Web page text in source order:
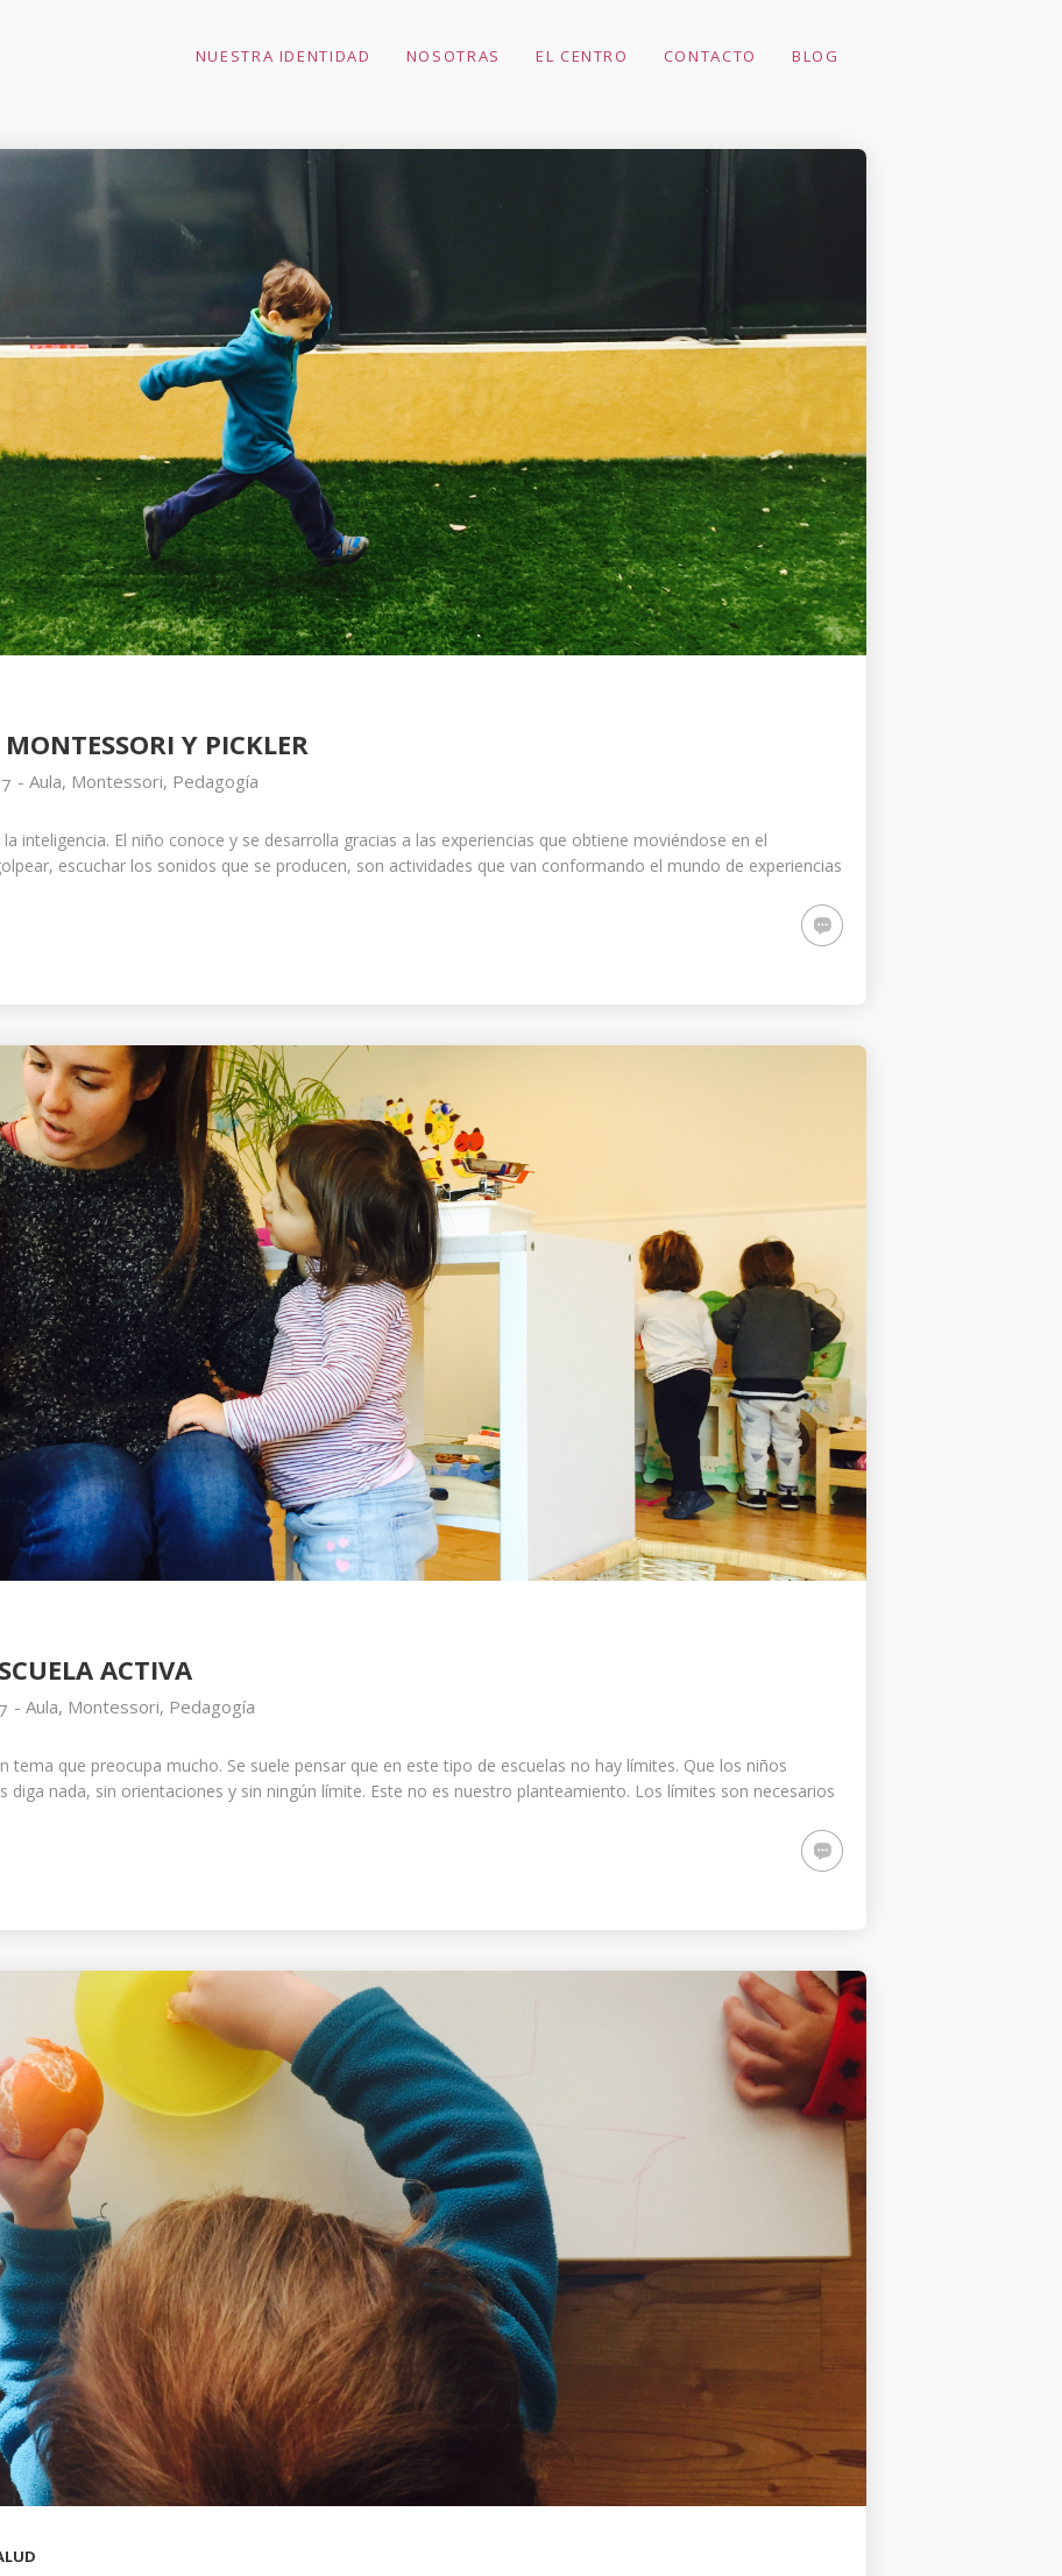
ABRIL
10 BENEFICIOS DE LA
FEBRERO
EL MOVIMIENTO
ALIMENTACIÓN
INFANTIL Y
AZÚCAR
NUESTRA IDENTIDAD NOSOTRAS EL CENTRO CONTACTO BLOG
Y PICKLER
- Aula, Montessori, Pedagogía
inteligencia. El niño conoce y se desarrolla gracias a las experiencias que obtiene moviéndose en el
escuchar los sonidos que se producen, son actividades que van conformando el mundo de experiencias
ACTIVA
- Aula, Montessori, Pedagogía
tema que preocupa mucho. Se suele pensar que en este tipo de escuelas no hay límites. Que los niños
diga nada, sin orientaciones y sin ningún límite. Este no es nuestro planteamiento. Los límites son necesarios